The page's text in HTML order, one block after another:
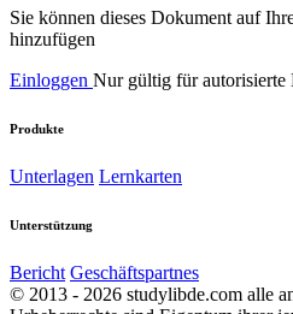
Sie können dieses Dokument auf
hinzufügen
Einloggen Nur gültig für autorisierte
Produkte
Unterlagen Lernkarten
Unterstützung
Bericht Geschäftspartnes
© 2013 - 2026 studylibde.com alle